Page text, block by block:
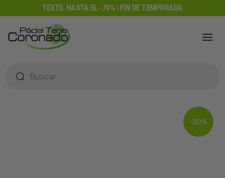
al
contenido
TEXTIL HASTA EL -70% | FIN DE TEMPORADA
productos
-30%